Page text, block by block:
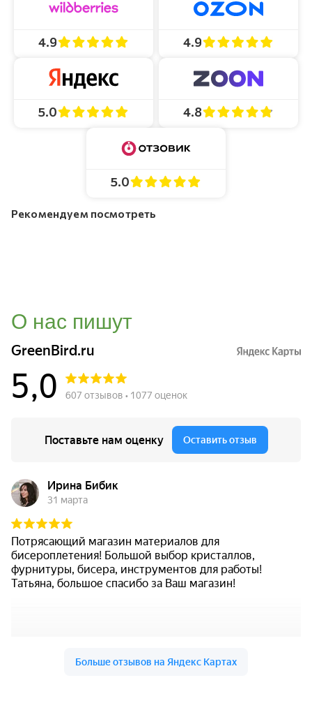
4.9 4.9
5.0 4.8
5.0
Рекомендуем посмотреть
О нас пишут